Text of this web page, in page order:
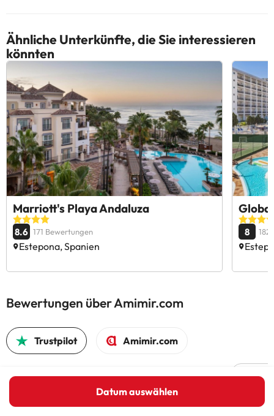
Datum auswählen
Ähnliche Unterkünfte, die Sie interessieren
könnten
Marriott's Playa Andaluza
8.6 171 Bewertungen
Estepona, Spanien
8
Bewertungen über Amimir.com
Trustpilot Amimir.com
Der